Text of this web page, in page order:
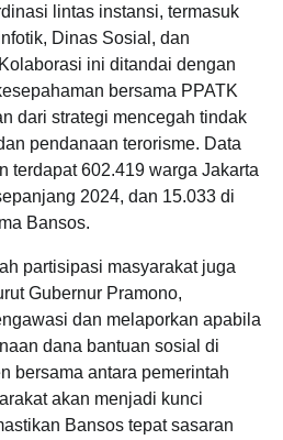
lintas instansi, termasuk
Dinas Sosial, dan
ini ditandai dengan
bersama PPATK
dari strategi mencegah tindak
pendanaan terorisme. Data
terdapat 602.419 warga Jakarta
2024, dan 15.033 di
Bansos.
partisipasi masyarakat juga
Gubernur Pramono,
dan melaporkan apabila
dana bantuan sosial di
bersama antara pemerintah
akan menjadi kunci
Bansos tepat sasaran